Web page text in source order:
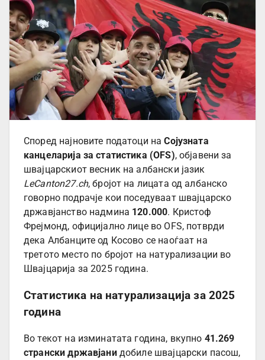
Според најновите податоци наСојузната
канцеларија за статистика (OFS), објавени за
швајцарскиот весник на албански јазик
LeCanton27.ch, бројот на лицата од албанско
говорно подрачје кои поседуваат швајцарско
државјанство надмина 120.000. Кристоф
Фрејмонд, официјално лице во OFS, потврди
дека Албанците од Косово се наоѓаат на
третото место по бројот на натурализации во
Швајцарија за 2025 година.
Статистика на натурализација за 2025
година
Во текот на изминатата година, вкупно 41.269
странски државјанидобиле швајцарски пасош,